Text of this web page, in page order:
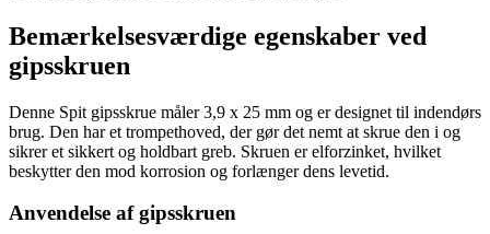
Bemærkelsesværdige egenskaber ved
gipsskruen
Denne Spit gipsskrue måler 3,9 x 25 mm og er designet til indendørs
brug. Den har et trompethoved, der gør det nemt at skrue den i og
sikrer et sikkert og holdbart greb. Skruen er elforzinket, hvilket
beskytter den mod korrosion og forlænger dens levetid.
Anvendelse af gipsskruen